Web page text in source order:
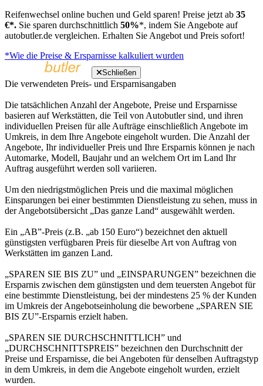
Reifenwechsel online buchen und Geld sparen! Preise jetzt ab 35
€*. Sie sparen durchschnittlich 50%*, indem Sie Angebote auf
autobutler.de vergleichen. Erhalten Sie Angebot und Preis sofort!
*Wie die Preise & Ersparnisse kalkuliert wurden
Schließen
Die verwendeten Preis- und Ersparnisangaben
Die tatsächlichen Anzahl der Angebote, Preise und Ersparnisse
basieren auf Werkstätten, die Teil von Autobutler sind, und ihren
individuellen Preisen für alle Aufträge einschließlich Angebote im
Umkreis, in dem Ihre Angebote eingeholt wurden. Die Anzahl der
Angebote, Ihr individueller Preis und Ihre Ersparnis können je nach
Automarke, Modell, Baujahr und an welchem Ort im Land Ihr
Auftrag ausgeführt werden soll variieren.
Um den niedrigstmöglichen Preis und die maximal möglichen
Einsparungen bei einer bestimmten Dienstleistung zu sehen, muss in
der Angebotsübersicht „Das ganze Land“ ausgewählt werden.
Ein „AB”-Preis (z.B. „ab 150 Euro“) bezeichnet den aktuell
günstigsten verfügbaren Preis für dieselbe Art von Auftrag von
Werkstätten im ganzen Land.
„SPAREN SIE BIS ZU” und „EINSPARUNGEN” bezeichnen die
Ersparnis zwischen dem günstigsten und dem teuersten Angebot für
eine bestimmte Dienstleistung, bei der mindestens 25 % der Kunden
im Umkreis der Angebotseinholung die beworbene „SPAREN SIE
BIS ZU”-Ersparnis erzielt haben.
„SPAREN SIE DURCHSCHNITTLICH” und
„DURCHSCHNITTSPREIS” bezeichnen den Durchschnitt der
Preise und Ersparnisse, die bei Angeboten für denselben Auftragstyp
in dem Umkreis, in dem die Angebote eingeholt wurden, erzielt
wurden.